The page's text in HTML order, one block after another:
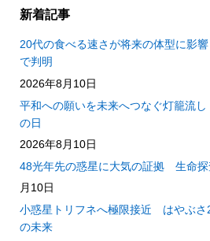
新着記事
20代の食べる速さが将来の体型に影
で判明
2026年8月10日
平和への願いを未来へつなぐ灯籠流
の日
2026年8月10日
48光年先の惑星に大気の証拠 生命探
月10日
小惑星トリフネへ極限接近 はやぶさ
の未来